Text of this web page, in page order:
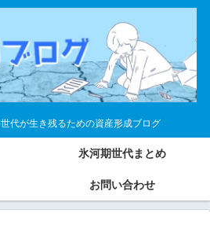
代が生き残るための資産形成ブログ
氷河期世代まとめ
お問い合わせ